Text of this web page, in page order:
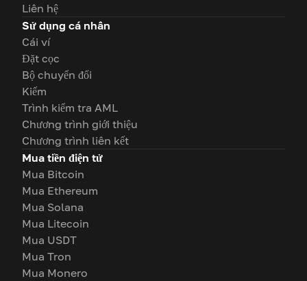
Liên hệ
Sử dụng cá nhân
Cái ví
Đặt cọc
Bộ chuyển đổi
Kiếm
Trình kiểm tra AML
Chương trình giới thiệu
Chương trình liên kết
Mua tiền điện tử
Mua Bitcoin
Mua Ethereum
Mua Solana
Mua Litecoin
Mua USDT
Mua Tron
Mua Monero